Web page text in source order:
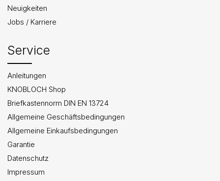
Neuigkeiten
Jobs / Karriere
Service
Anleitungen
KNOBLOCH Shop
Briefkastennorm DIN EN 13724
Allgemeine Geschäftsbedingungen
Allgemeine Einkaufsbedingungen
Garantie
Datenschutz
Impressum